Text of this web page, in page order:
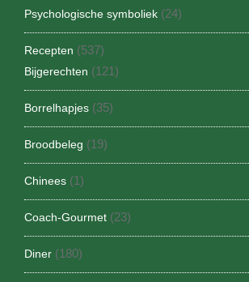
Psychologische symboliek (24)
Recepten (537)
Bijgerechten (121)
Borrelhapjes (35)
Broodbeleg (19)
Chinees (1)
Coach-Gourmet (23)
Diner (180)